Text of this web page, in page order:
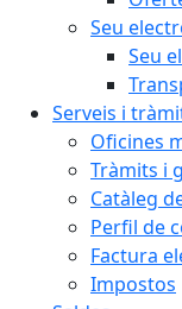
Seu
Seu
Serveis i
Oficines
Tràmits i
Catàleg
Perfil de
Factura
Impostos